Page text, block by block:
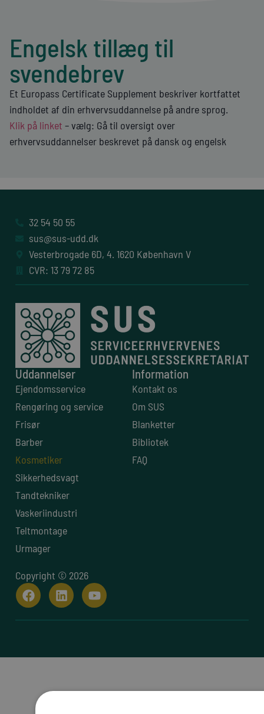
Engelsk tillæg til
svendebrev
Et Europass Certificate Supplement beskriver kortfattet
indholdet af din erhvervsuddannelse på andre sprog.
Klik på linket – vælg: Gå til oversigt over
erhvervsuddannelser beskrevet på dansk og engelsk
32 54 50 55
sus@sus-udd.dk
Vesterbrogade 6D, 4. 1620 København V
CVR: 13 79 72 85
Uddannelser
Ejendomsservice
Rengøring og service
Frisør
Barber
Kosmetiker
Sikkerhedsvagt
Tandtekniker
Vaskeriindustri
Teltmontage
Urmager
Information
Kontakt os
Om SUS
Blanketter
Bibliotek
FAQ
Copyright © 2026